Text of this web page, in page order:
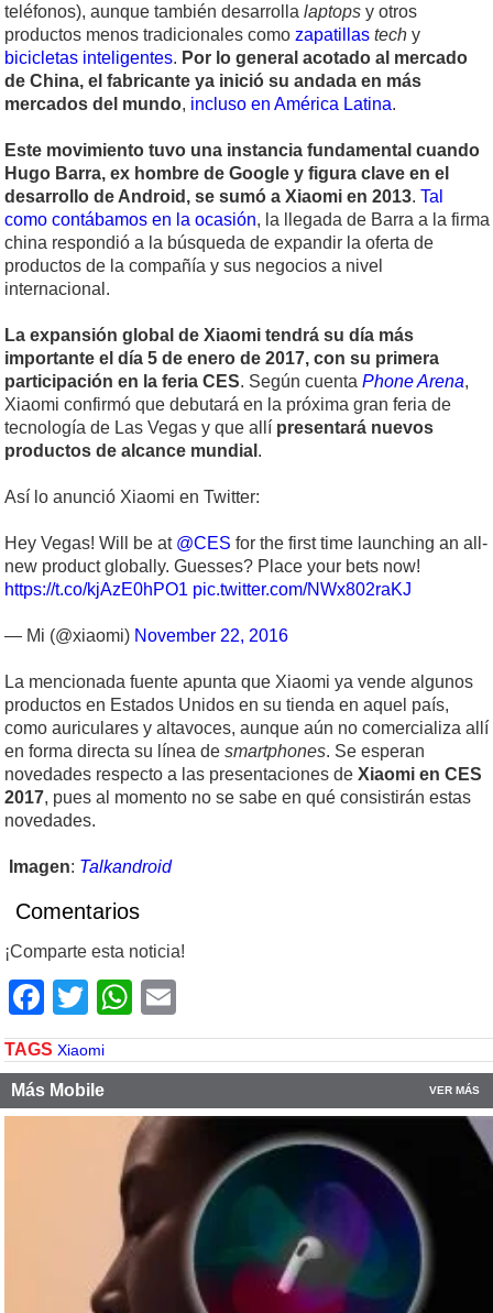
teléfonos), aunque también desarrolla laptops y otros
productos menos tradicionales como zapatillas tech y
bicicletas inteligentes. Por lo general acotado al mercado
de China, el fabricante ya inició su andada en más
mercados del mundo, incluso en América Latina.
Este movimiento tuvo una instancia fundamental cuando
Hugo Barra, ex hombre de Google y figura clave en el
desarrollo de Android, se sumó a Xiaomi en 2013. Tal
como contábamos en la ocasión, la llegada de Barra a la firma
china respondió a la búsqueda de expandir la oferta de
productos de la compañía y sus negocios a nivel
internacional.
La expansión global de Xiaomi tendrá su día más
importante el día 5 de enero de 2017, con su primera
participación en la feria CES. Según cuenta Phone Arena,
Xiaomi confirmó que debutará en la próxima gran feria de
tecnología de Las Vegas y que allí presentará nuevos
productos de alcance mundial .
Así lo anunció Xiaomi en Twitter:
Hey Vegas! Will be at @CES for the first time launching an all-
new product globally. Guesses? Place your bets now!
https://t.co/kjAzE0hPO1 pic.twitter.com/NWx802raKJ
— Mi (@xiaomi) November 22, 2016
La mencionada fuente apunta que Xiaomi ya vende algunos
productos en Estados Unidos en su tienda en aquel país,
como auriculares y altavoces, aunque aún no comercializa allí
en forma directa su línea de smartphones. Se esperan
novedades respecto a las presentaciones de Xiaomi en CES
2017, pues al momento no se sabe en qué consistirán estas
novedades.
Imagen: Talkandroid
Comentarios
¡Comparte esta noticia!
Facebook
TwitterWhatsApp
TAGS Xiaomi
Más Mobile VER MÁS